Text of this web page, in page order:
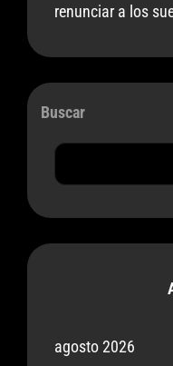
renunciar a los
Buscar
agosto 2026